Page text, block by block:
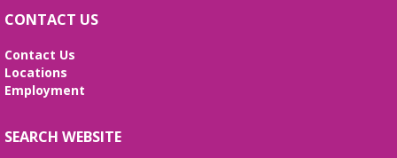
CONTACT US
Contact Us
Locations
Employment
SEARCH WEBSITE